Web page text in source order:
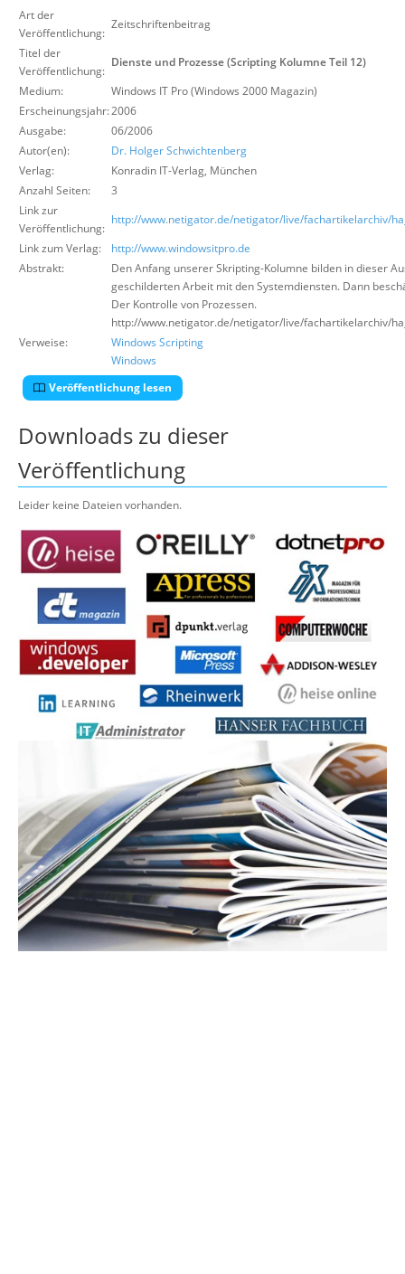
Art der
Veröffentlichung:
Zeitschriftenbeitrag
Titel der
Veröffentlichung:
Dienste und Prozesse (Scripting Kolumne Teil 12)
Medium:
Windows IT Pro (Windows 2000 Magazin)
Erscheinungsjahr:2006
Ausgabe:
06/2006
Autor(en):
Dr. Holger Schwichtenberg
Verlag:
Konradin IT-Verlag, München
Anzahl Seiten:
3
Link zur
Veröffentlichung:
http://www.netigator.de/netigator/live/fachartikelarchiv/
Link zum Verlag:
http://www.windowsitpro.de
Abstrakt:
Den Anfang unserer Skripting-Kolumne bilden in dieser
geschilderten Arbeit mit den Systemdiensten. Dann
Der Kontrolle von Prozessen.
http://www.netigator.de/netigator/live/fachartikelarchiv/
Verweise:
Windows Scripting
Windows
Veröffentlichung lesen
Downloads zu dieser
Veröffentlichung
Leider keine Dateien vorhanden.